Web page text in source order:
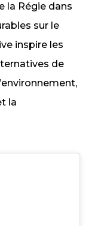
la Régie dans
sur le
inspire les
de
la